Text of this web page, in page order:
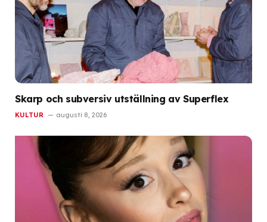
Skarp och subversiv utställning av Superflex
KULTUR augusti 8, 2026